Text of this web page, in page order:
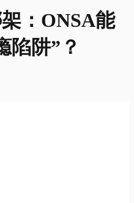
：ONSA能
陷阱”？